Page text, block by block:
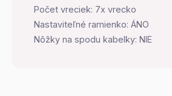
Počet vreciek: 7x vrecko
Nastaviteľné ramienko: ÁNO
Nôžky na spodu kabelky: NIE